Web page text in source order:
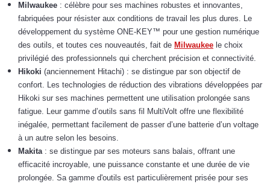
Milwaukee : célèbre pour ses machines robustes et innovantes,
fabriquées pour résister aux conditions de travail les plus dures. Le
développement du système ONE-KEY™ pour une gestion numérique
des outils, et toutes ces nouveautés, fait de Milwaukee le choix
privilégié des professionnels qui cherchent précision et connectivité.
Hikoki (anciennement Hitachi) : se distingue par son objectif de
confort. Les technologies de réduction des vibrations développées par
Hikoki sur ses machines permettent une utilisation prolongée sans
fatigue. Leur gamme d’outils sans fil MultiVolt offre une flexibilité
inégalée, permettant facilement de passer d’une batterie d’un voltage
à un autre selon les besoins.
Makita: se distingue par ses moteurs sans balais, offrant une
efficacité incroyable, une puissance constante et une durée de vie
prolongée. Sa gamme d'outils est particulièrement prisée pour ses